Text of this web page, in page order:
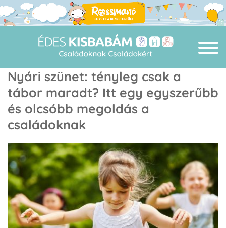
Nyári szünet: tényleg csak a
tábor maradt? Itt egy egyszerűbb
és olcsóbb megoldás a
családoknak